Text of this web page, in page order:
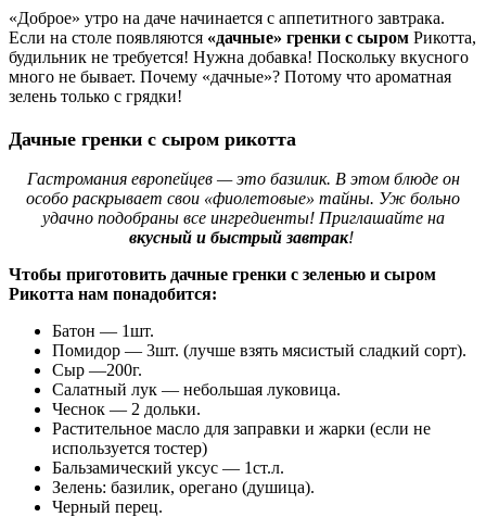
«Доброе» утро на даче начинается с аппетитного завтрака.
Если на столе появляются «дачные» гренки с сыром Рикотта,
будильник не требуется! Нужна добавка! Поскольку вкусного
много не бывает. Почему «дачные»? Потому что ароматная
зелень только с грядки!
Дачные гренки с сыром рикотта
Гастромания европейцев — это базилик. В этом блюде он
особо раскрывает свои «фиолетовые» тайны. Уж больно
удачно подобраны все ингредиенты! Приглашайте на
вкусный и быстрый завтрак!
Чтобы приготовить дачные гренки с зеленью и сыром
Рикотта нам понадобится:
Батон — 1шт.
Помидор — 3шт. (лучше взять мясистый сладкий сорт).
Сыр —200г.
Салатный лук — небольшая луковица.
Чеснок — 2 дольки.
Растительное масло для заправки и жарки (если не
используется тостер)
Бальзамический уксус — 1ст.л.
Зелень: базилик, орегано (душица).
Черный перец.